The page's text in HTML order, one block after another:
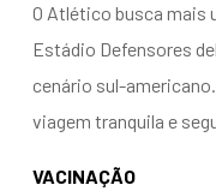
O Atlético busca mais
Estádio Defensores
cenário sul-
viagem tranquila e
VACINAÇÃO